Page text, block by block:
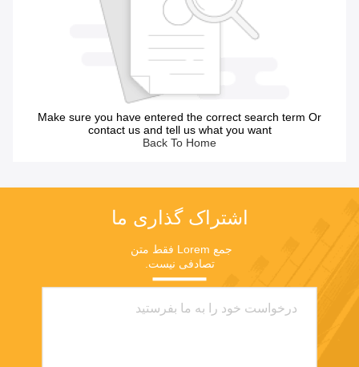
Make sure you have entered the correct search term Or
contact us and tell us what you want
Back To Home
اشتراک گذاری ما
تصادفی نیست.